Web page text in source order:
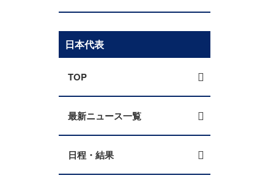
日本代表
TOP
最新ニュース一覧
日程・結果